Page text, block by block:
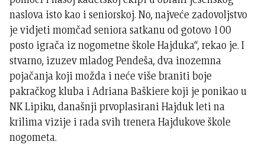
naslova isto kao i seniorskoj. No, najveće zadovoljstvo
je vidjeti momčad seniora satkanu od gotovo 100
posto igrača iz nogometne škole Hajduka“, rekao je. I
stvarno, izuzev mladog Pendeša, dva inozemna
pojačanja koji možda i neće više braniti boje
pakračkog kluba i Adriana Baškiere koji je ponikao u
NK Lipiku, današnji prvoplasirani Hajduk leti na
krilima vizije i rada svih trenera Hajdukove škole
nogometa.